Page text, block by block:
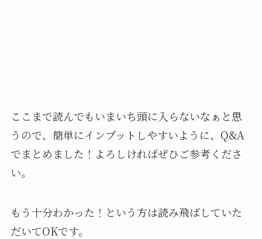
ここまで読んでもいまいち頭に入らないなぁと思
うので、簡単にインプットしやすいように、Q&A
でまとめました！よろしければぜひご参考くださ
い。
もう十分わかった！という方は読み飛ばしていた
だいてOKです。